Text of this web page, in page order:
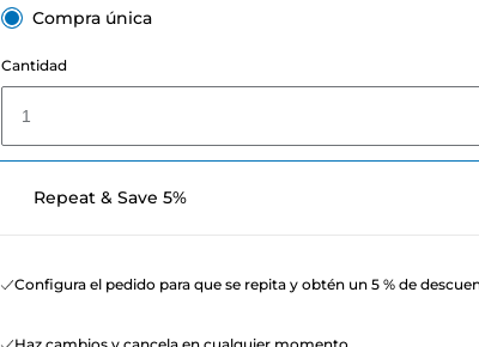
Compra única
Cantidad
1
Repeat & Save 5%
Configura el pedido para que se repita y obtén un 5 % de